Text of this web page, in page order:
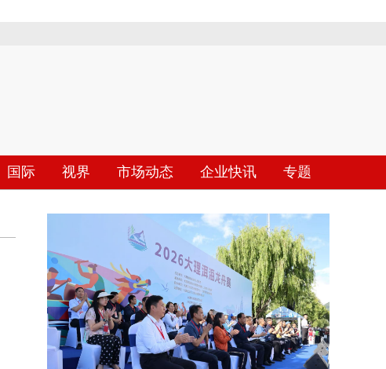
国际 视界 市场动态 企业快讯 专题